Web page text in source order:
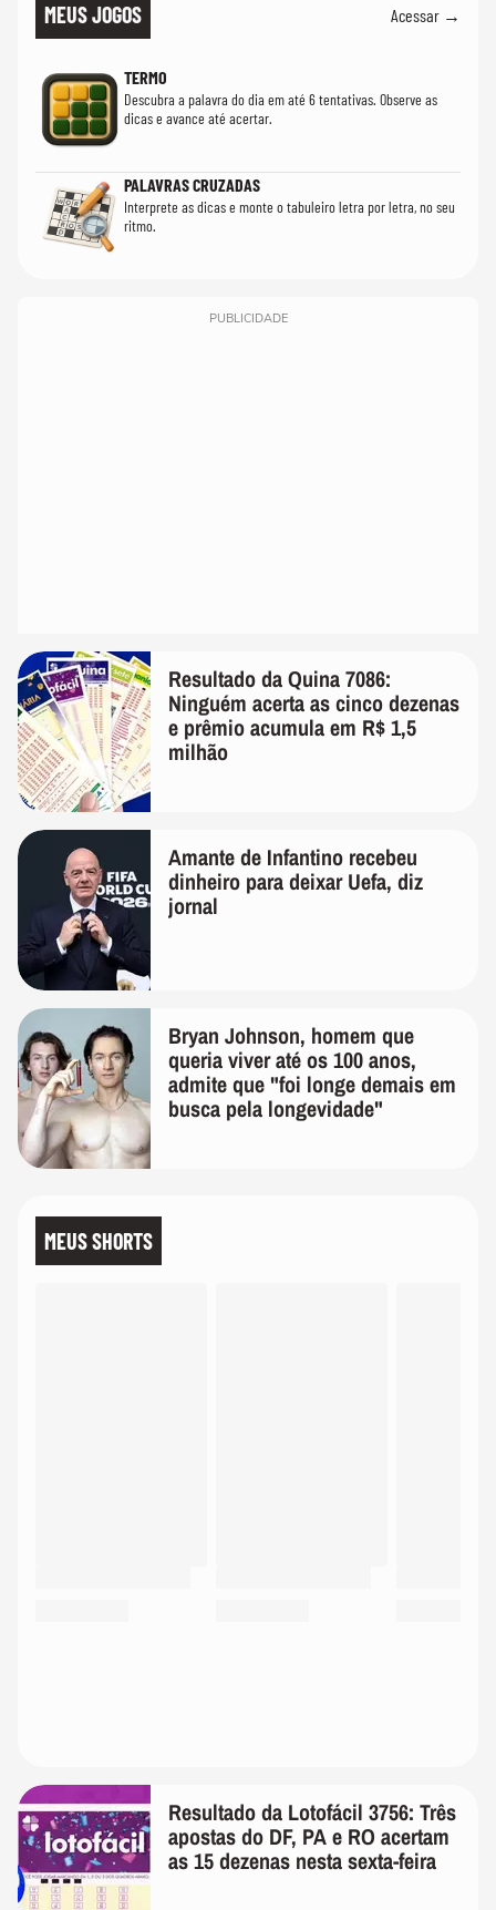
MEUS JOGOS Acessar →
TERMO
Descubra a palavra do dia em até 6 tentativas. Observe as
dicas e avance até acertar.
PALAVRAS CRUZADAS
Interprete as dicas e monte o tabuleiro letra por letra, no seu
ritmo.
PUBLICIDADE
Resultado da Quina 7086:
Ninguém acerta as cinco dezenas
e prêmio acumula em R$ 1,5
milhão
Amante de Infantino recebeu
dinheiro para deixar Uefa, diz
jornal
Bryan Johnson, homem que
queria viver até os 100 anos,
admite que "foi longe demais em
busca pela longevidade"
MEUS SHORTS
Resultado da Lotofácil 3756: Três
apostas do DF, PA e RO acertam
as 15 dezenas nesta sexta-feira